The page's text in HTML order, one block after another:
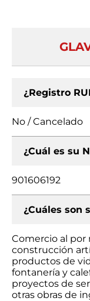
¿Registro
No / Cancelado
¿Cuál es su
901606192
¿Cuáles son
Comercio al por
construcción
productos de
fontanería y
proyectos de
otras obras de